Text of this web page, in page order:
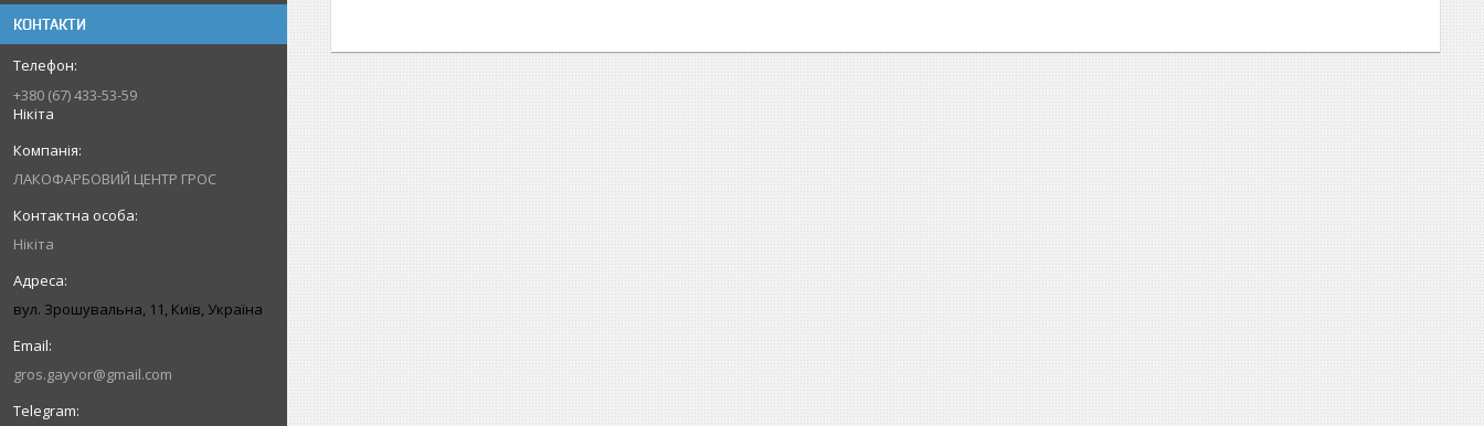
КОНТАКТИ
+380 (67) 433-53-59
Нікіта
ЛАКОФАРБОВИЙ ЦЕНТР ГРОС
Нікіта
вул. Зрошувальна, 11, Київ, Україна
gros.gayvor@gmail.com